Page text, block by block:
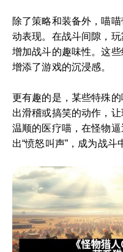
除了策略和装备外，喵
动表现。在战斗间隙，
增加战斗的趣味性。这
增添了游戏的沉浸感。
更有趣的是，某些特殊
出滑稽或搞笑的动作，
温顺的医疗喵，在怪物
出“愤怒叫声”，成为战斗